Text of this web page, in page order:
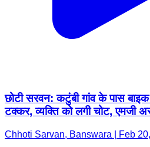
छोटी सरवन: कटुंबी गांव के पास बाइक
टक्कर, व्यक्ति को लगी चोट, एमजी
Chhoti Sarvan, Banswara | Feb